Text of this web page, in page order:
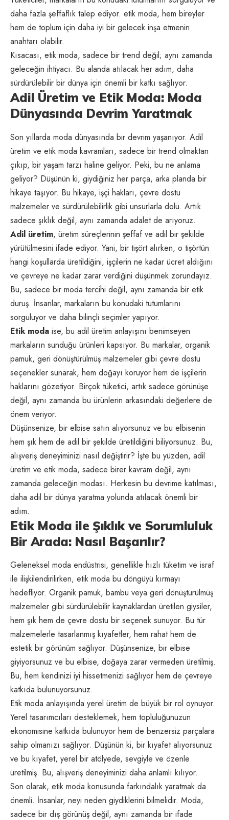
daha fazla şeffaflık talep ediyor. etik moda, hem bireyler
hem de toplum için daha iyi bir gelecek inşa etmenin
anahtarı olabilir.
Kısacası, etik moda, sadece bir trend değil; aynı zamanda
geleceğin ihtiyacı. Bu alanda atılacak her adım, daha
sürdürülebilir bir dünya için önemli bir katkı sağlıyor.
Adil Üretim ve Etik Moda: Moda
Dünyasında Devrim Yaratmak
Son yıllarda moda dünyasında bir devrim yaşanıyor. Adil
üretim ve etik moda kavramları, sadece bir trend olmaktan
çıkıp, bir yaşam tarzı haline geliyor. Peki, bu ne anlama
geliyor? Düşünün ki, giydiğiniz her parça, arka planda bir
hikaye taşıyor. Bu hikaye, işçi hakları, çevre dostu
malzemeler ve sürdürülebilirlik gibi unsurlarla dolu. Artık
sadece şıklık değil, aynı zamanda adalet de arıyoruz.
Adil üretim, üretim süreçlerinin şeffaf ve adil bir şekilde
yürütülmesini ifade ediyor. Yani, bir tişört alırken, o tişörtün
hangi koşullarda üretildiğini, işçilerin ne kadar ücret aldığını
ve çevreye ne kadar zarar verdiğini düşünmek zorundayız.
Bu, sadece bir moda tercihi değil, aynı zamanda bir etik
duruş. İnsanlar, markaların bu konudaki tutumlarını
sorguluyor ve daha bilinçli seçimler yapıyor.
Etik moda ise, bu adil üretim anlayışını benimseyen
markaların sunduğu ürünleri kapsıyor. Bu markalar, organik
pamuk, geri dönüştürülmüş malzemeler gibi çevre dostu
seçenekler sunarak, hem doğayı koruyor hem de işçilerin
haklarını gözetiyor. Birçok tüketici, artık sadece görünüşe
değil, aynı zamanda bu ürünlerin arkasındaki değerlere de
önem veriyor.
Düşünsenize, bir elbise satın alıyorsunuz ve bu elbisenin
hem şık hem de adil bir şekilde üretildiğini biliyorsunuz. Bu,
alışveriş deneyiminizi nasıl değiştirir? İşte bu yüzden, adil
üretim ve etik moda, sadece birer kavram değil, aynı
zamanda geleceğin modası. Herkesin bu devrime katılması,
daha adil bir dünya yaratma yolunda atılacak önemli bir
adım.
Etik Moda ile Şıklık ve Sorumluluk
Bir Arada: Nasıl Başarılır?
Geleneksel moda endüstrisi, genellikle hızlı tüketim ve israf
ile ilişkilendirilirken, etik moda bu döngüyü kırmayı
hedefliyor. Organik pamuk, bambu veya geri dönüştürülmüş
malzemeler gibi sürdürülebilir kaynaklardan üretilen giysiler,
hem şık hem de çevre dostu bir seçenek sunuyor. Bu tür
malzemelerle tasarlanmış kıyafetler, hem rahat hem de
estetik bir görünüm sağlıyor. Düşünsenize, bir elbise
giyiyorsunuz ve bu elbise, doğaya zarar vermeden üretilmiş.
Bu, hem kendinizi iyi hissetmenizi sağlıyor hem de çevreye
katkıda bulunuyorsunuz.
Etik moda anlayışında yerel üretim de büyük bir rol oynuyor.
Yerel tasarımcıları desteklemek, hem topluluğunuzun
ekonomisine katkıda bulunuyor hem de benzersiz parçalara
sahip olmanızı sağlıyor. Düşünün ki, bir kıyafet alıyorsunuz
ve bu kıyafet, yerel bir atölyede, sevgiyle ve özenle
üretilmiş. Bu, alışveriş deneyiminizi daha anlamlı kılıyor.
Son olarak, etik moda konusunda farkındalık yaratmak da
önemli. İnsanlar, neyi neden giydiklerini bilmelidir. Moda,
sadece bir dış görünüş değil, aynı zamanda bir ifade